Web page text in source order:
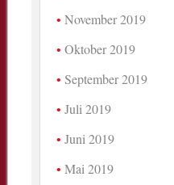
November 2019
Oktober 2019
September 2019
Juli 2019
Juni 2019
Mai 2019